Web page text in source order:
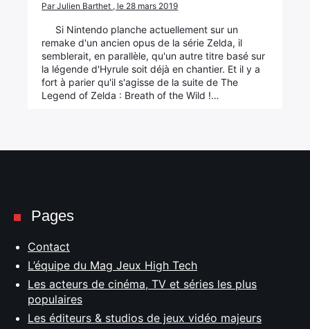
Par Julien Barthet , le 28 mars 2019
Si Nintendo planche actuellement sur un
remake d'un ancien opus de la série Zelda, il
semblerait, en parallèle, qu'un autre titre basé sur
la légende d'Hyrule soit déjà en chantier. Et il y a
fort à parier qu'il s'agisse de la suite de The
Legend of Zelda : Breath of the Wild !…
Pages
Contact
L’équipe du Mag Jeux High Tech
Les acteurs de cinéma, TV et séries les plus
populaires
Les éditeurs & studios de jeux vidéo majeurs